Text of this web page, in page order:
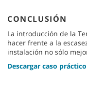
CONCLUSIÓN
La introducción de la
hacer frente a la
instalación no sólo
Descargar caso práctico